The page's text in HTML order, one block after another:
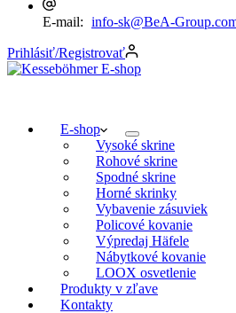
E-mail: info-sk@BeA-
Prihlásiť/Registrovať
E-shop
Vysoké skrine
Rohové skrine
Spodné skrine
Horné skrinky
Vybavenie zásuviek
Policové kovanie
Výpredaj Häfele
Nábytkové kovanie
LOOX osvetlenie
Produkty v zľave
Kontakty